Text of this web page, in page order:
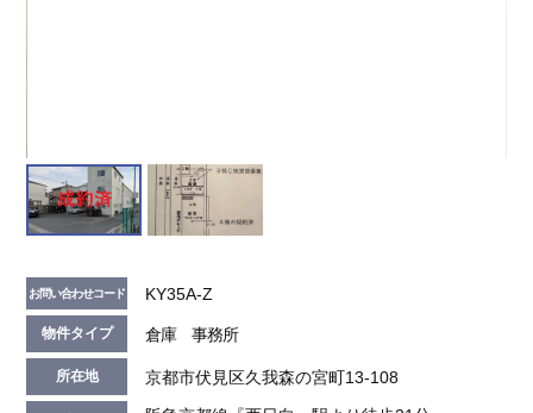
お問い合わせコード KY35A-Z
物件タイプ 倉庫 事務所
所在地 京都市伏見区久我森の宮町13-108